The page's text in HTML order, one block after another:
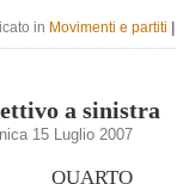
in Movimenti e partiti
a sinistra
15 Luglio 2007